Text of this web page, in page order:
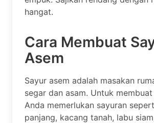
hangat.
Cara Membuat
Asem
Sayur asem adalah masakan
segar dan asam. Untuk
Anda memerlukan sayuran
panjang, kacang tanah, labu